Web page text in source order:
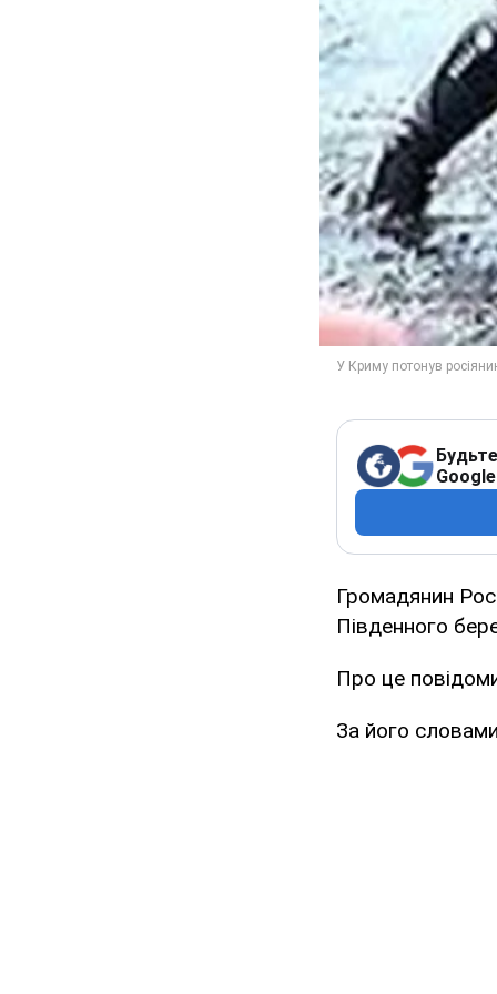
Google
Громадянин
Південного
Про це
За його